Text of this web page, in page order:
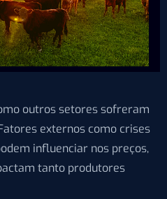
outros setores sofreram
externos como crises
influenciar nos preços,
tanto produtores